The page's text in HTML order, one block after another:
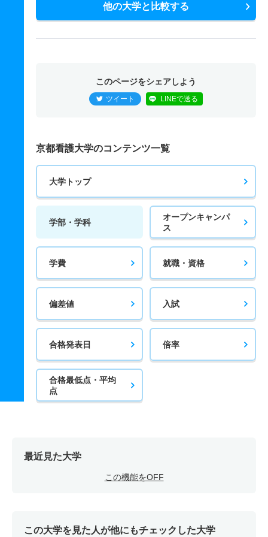
他の大学と比較する
このページをシェアしよう
ツイート LINEで送る
京都看護大学のコンテンツ一覧
大学トップ
学部・学科
オープンキャンパ
ス
学費 就職・資格
偏差値 入試
合格発表日 倍率
合格最低点・平均
点
最近見た大学
この機能をOFF
この大学を見た人が他にもチェックした大学